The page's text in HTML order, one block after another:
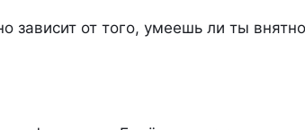
зависит от того, умеешь ли ты